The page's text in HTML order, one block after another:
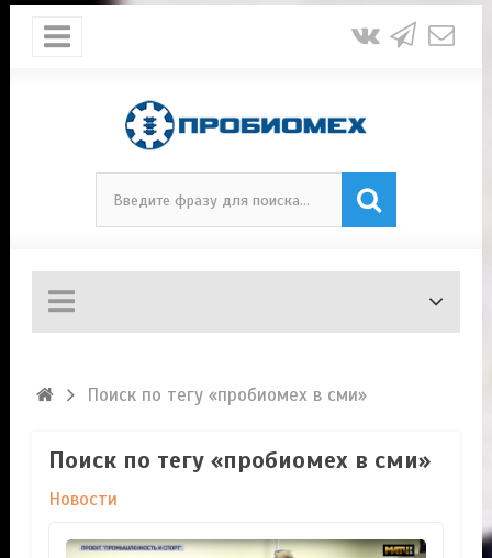
Поиск по тегу «пробиомех в сми»
Поиск по тегу «пробиомех в сми»
Новости